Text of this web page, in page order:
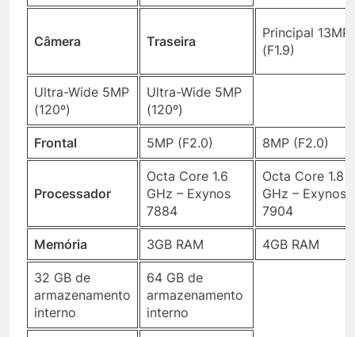
Câmera Traseira
Principal 13MP
(F1.9)
Ultra-Wide 5MP
(120º)
Ultra-Wide 5MP
(120º)
Frontal 5MP (F2.0) 8MP (F2.0)
Processador
Octa Core 1.6
GHz – Exynos
7884
Octa Core 1.8
GHz – Exynos
7904
Memória 3GB RAM 4GB RAM
32 GB de
armazenamento
interno
64 GB de
armazenamento
interno